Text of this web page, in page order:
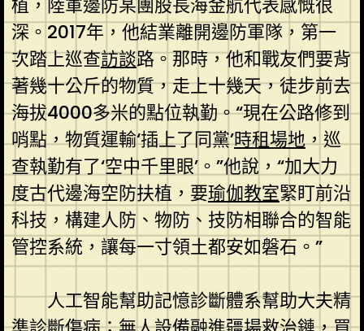
植，陸軍邊防某團股長海金航代表感慨很
深。2017年，他結業離開邊防軍隊，第一
次踏上巡查訪談路。那時，他和戰友們要背
著幾十公斤的物質，走上十幾天，徒步前去
海拔4000多米的點位執勤。“現在公路修到
哨點，物質運輸‘插上了同黨’時租場地，巡
查執勤有了‘空中千里眼’。”他說，“加大力
度古代邊海空防扶植，要瑜伽教室緊盯前沿
科技，構建人防、物防、技防相聯合的智能
管控系統，讓每一寸領土都安如磐石。”
人工智能幫助記憶診斷體系幫助大夫精